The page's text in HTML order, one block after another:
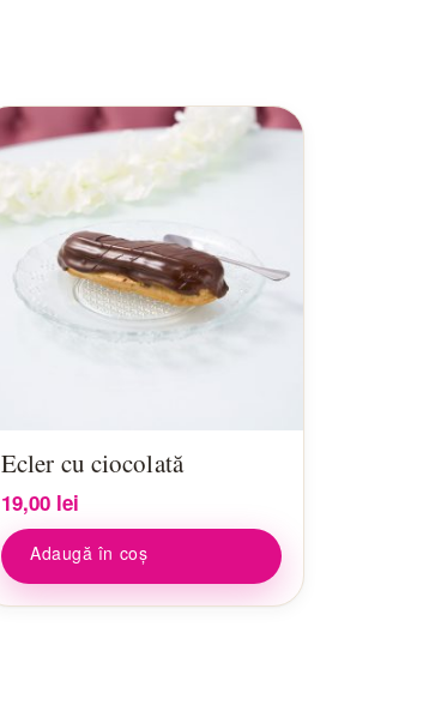
Ecler cu ciocolată
19,00 lei
Adaugă în coș